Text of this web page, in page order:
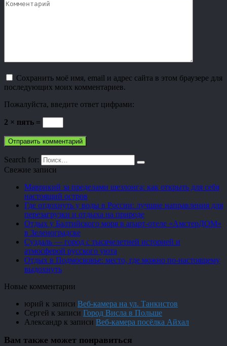
Сохранить моё имя, email и адрес сайта в этом браузере для
последующих моих комментариев.
Пожалуйста, введите ответ цифрами:
2 × пять =
Search for:
Свежие записи
Маврикий за пределами шезлонга: как открыть для себя
настоящий остров
Где отдохнуть у воды в России: лучшие направления для
перезагрузки и отдыха на природе
Отдых у Балтийского моря в апарт-отеле «АмстерДОМ»
в Зеленоградске
Суздаль — город с тысячелетней историей и
атмосферой русского уюта
Отдых в Подмосковье: место, где можно по-настоящему
выдохнуть
Новые комментарии
юрий к записи Веб-камера на ул. Танкистов
Сергей к записи Город Висла в Польше
Александр к записи Веб-камера посёлка Айхал
Вам также может понравиться